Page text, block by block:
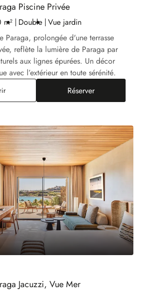
Piscine Privée
m² Double Vue jardin
Paraga, prolongée d'une terrasse
reflète la lumière de Paraga par
aux lignes épurées. Un décor
avec l’extérieur en toute sérénité.
Junior Suite Paraga Piscine Privée
Réserver
Jacuzzi, Vue Mer